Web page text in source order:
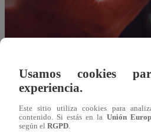
Felipe Vilcapuma
27 de octubre 2021
Usamos cookies
experiencia.
Este sitio utiliza cookies para
contenido. Si estás en la Unión
según el RGPD.